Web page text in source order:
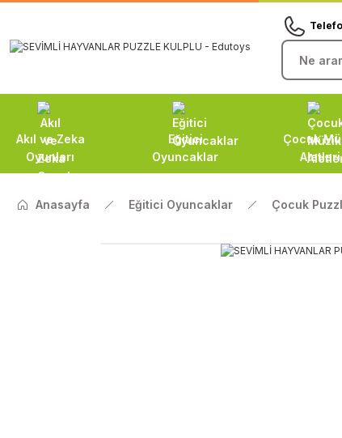
Akıl ve Zeka
Oyunları
Eğitici
Oyuncaklar
Çocuk
Aletleri
Anasayfa Eğitici Oyuncaklar Çocuk